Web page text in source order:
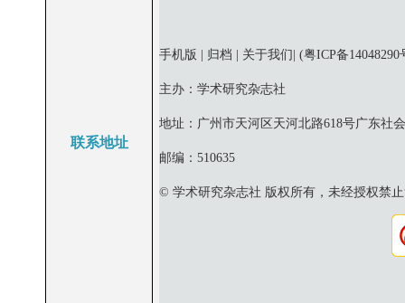
联系地址
手机版 | 归档 | 关于我们|(粤ICP备14048290
主办：学术研究杂志社
地址：广州市天河区天河北路618号广东
邮编：510635
© 学术研究杂志社 版权所有，未经授权禁